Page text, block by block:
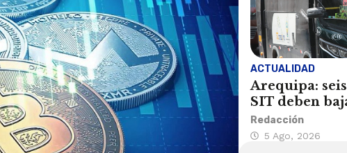
ACTUALIDAD
Arequipa:
SIT deben
Redacción
5 Ago, 2026